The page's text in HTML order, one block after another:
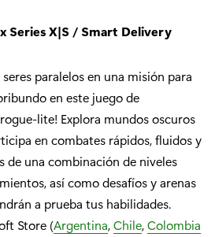
Series X|S / Smart Delivery
paralelos en una misión para
en este juego de
lite! Explora mundos oscuros
en combates rápidos, fluidos y
de una combinación de niveles
así como desafíos y arenas
a prueba tus habilidades.
Store (Argentina,Chile,Colombia